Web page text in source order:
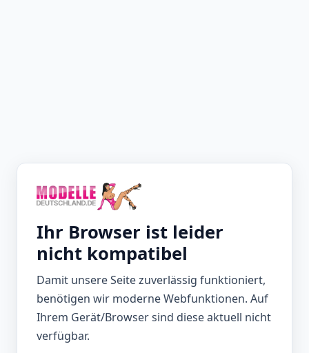
Ihr Browser ist leider
nicht kompatibel
Damit unsere Seite zuverlässig funktioniert,
benötigen wir moderne Webfunktionen. Auf
Ihrem Gerät/Browser sind diese aktuell nicht
verfügbar.